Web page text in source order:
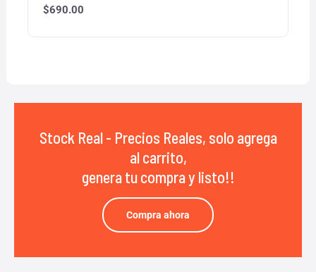
$690.00
Stock Real - Precios Reales, solo agrega
al carrito,
genera tu compra y listo!!
Compra ahora